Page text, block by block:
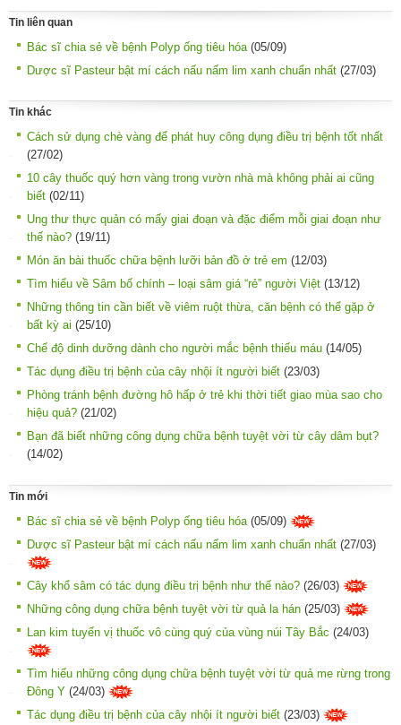
Tin liên quan
Bác sĩ chia sẻ về bệnh Polyp ống tiêu hóa (05/09)
Dược sĩ Pasteur bật mí cách nấu nấm lim xanh chuẩn nhất (27/03)
Tin khác
Cách sử dụng chè vàng để phát huy công dụng điều trị bệnh tốt nhất
(27/02)
10 cây thuốc quý hơn vàng trong vườn nhà mà không phải ai cũng
biết (02/11)
Ung thư thực quản có mấy giai đoạn và đặc điểm mỗi giai đoạn như
thế nào? (19/11)
Món ăn bài thuốc chữa bệnh lưỡi bản đồ ở trẻ em (12/03)
Tìm hiểu về Sâm bố chính – loại sâm giá “rẻ” người Việt (13/12)
Những thông tin cần biết về viêm ruột thừa, căn bệnh có thể gặp ở
bất kỳ ai (25/10)
Chế độ dinh dưỡng dành cho người mắc bệnh thiếu máu (14/05)
Tác dụng điều trị bệnh của cây nhội ít người biết (23/03)
Phòng tránh bệnh đường hô hấp ở trẻ khi thời tiết giao mùa sao cho
hiệu quả? (21/02)
Bạn đã biết những công dụng chữa bệnh tuyệt vời từ cây dâm bụt?
(14/02)
Tin mới
Bác sĩ chia sẻ về bệnh Polyp ống tiêu hóa (05/09)
Dược sĩ Pasteur bật mí cách nấu nấm lim xanh chuẩn nhất (27/03)
Cây khổ sâm có tác dụng điều trị bệnh như thế nào? (26/03)
Những công dụng chữa bệnh tuyệt vời từ quả la hán (25/03)
Lan kim tuyến vị thuốc vô cùng quý của vùng núi Tây Bắc (24/03)
Tìm hiểu những công dụng chữa bệnh tuyệt vời từ quả me rừng trong
Đông Y (24/03)
Tác dụng điều trị bệnh của cây nhội ít người biết (23/03)